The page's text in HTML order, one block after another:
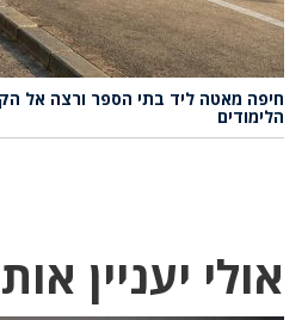
חיפה מאטה ליד בתי הספר ורצה אל
הלימודים
אולי יעניין